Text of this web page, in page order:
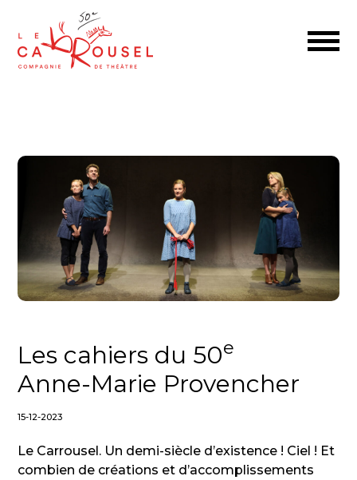
Les cahiers du 50e
Anne-Marie Provencher
15-12-2023
Le Carrousel. Un demi-siècle d’existence ! Ciel ! Et
combien de créations et d’accomplissements